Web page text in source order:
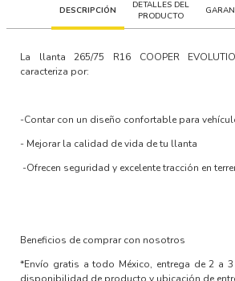
DESCRIPCIÓN
DETALLES DEL
PRODUCTO
La llanta265/75 R16 COOPER
caracteriza por:
-Contar con un diseño confortable para
- Mejorar la calidad de vida de tu llanta
-Ofrecen seguridad y excelente tracción en
Beneficios de comprar con nosotros
*Envío gratis a todo México, entrega de 2 a
disponibilidad de producto y ubicación de